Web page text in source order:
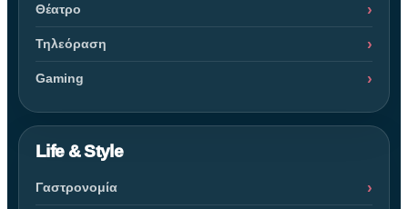
Θέατρο
Τηλεόραση
Gaming
Life & Style
Γαστρονομία